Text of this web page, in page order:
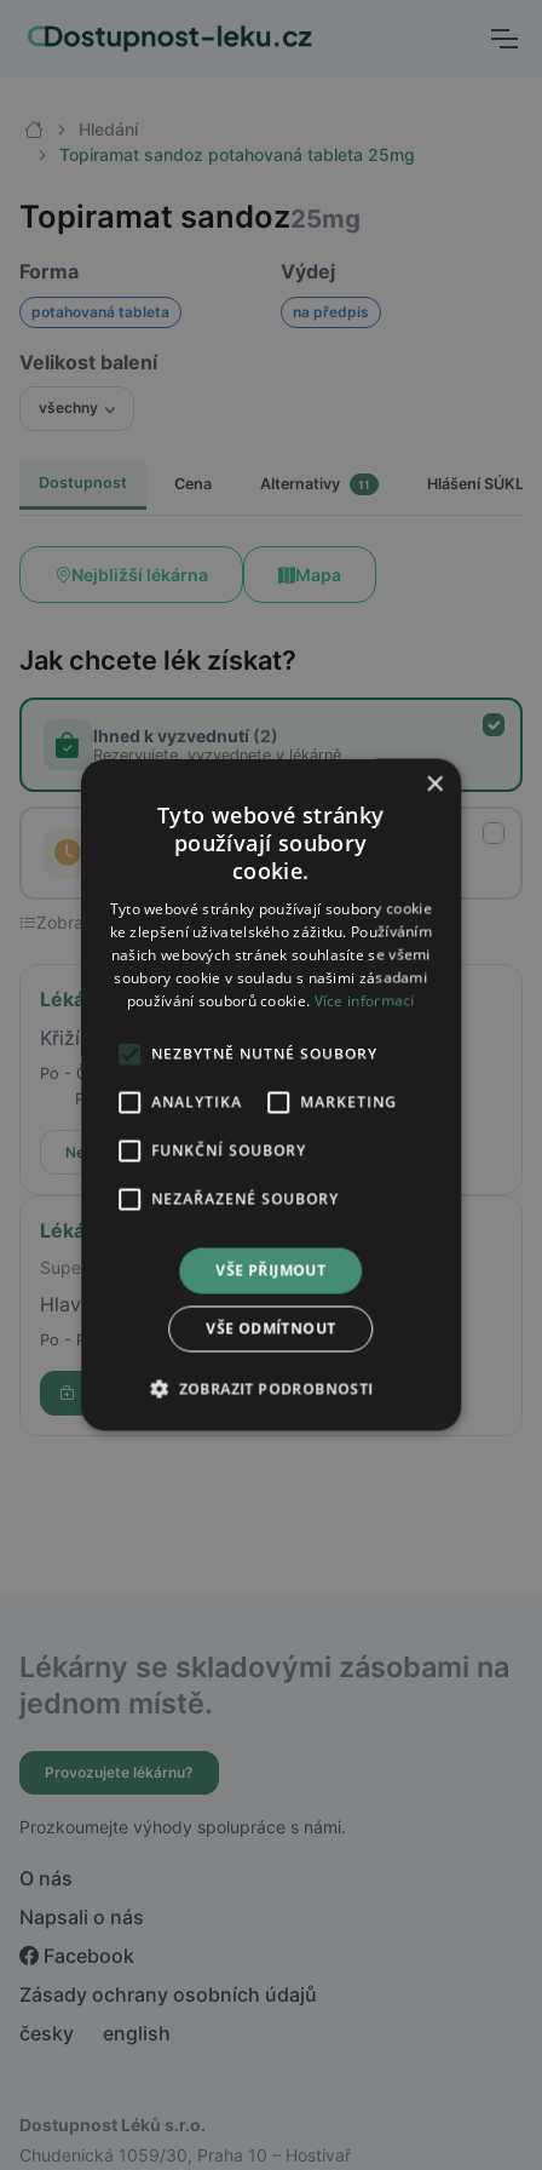
Hledání
Topiramat sandoz potahovaná tableta 25mg
Topiramat sandoz25mg
Forma
potahovaná tableta
Výdej
na předpis
Velikost balení
všechny
Dostupnost Cena Alternativy 11 Hlášení SÚKL
Nejbližší lékárna Mapa
Jak chcete lék získat?
Ihned k vyzvednutí (2)
Rezervujete, vyzvednete v lékárně
Na objednávku(0)
Lékárna lék objedná a připraví
Zobrazeno 2 ze 2 lékáren
Lékárna INEP
Křižíkova 164 Praha
Po - Čt
Pá
08:00 - 16:00
Nepřijímá online rezervace
Lékárna AVE
Supermarket ALBERT
Hlavní 1485, Frýdlant nad Ostravicí, 73911
Po - Pá 08:00 - 18:00
Rezervovat
Lékárny se skladovými zásobami na
jednom místě.
Provozujete lékárnu?
Prozkoumejte výhody spolupráce s námi.
O nás
Napsali o nás
Facebook
Zásady ochrany osobních údajů
česky
english
Dostupnost Léků s.r.o.
Chudenická 1059/30, Praha 10 – Hostivař
×
Tyto webové stránky
používají soubory
cookie.
Tyto webové stránky používají soubory cookie
ke zlepšení uživatelského zážitku. Používáním
našich webových stránek souhlasíte se všemi
soubory cookie v souladu s našimi zásadami
používání souborů cookie. Více informací
NEZBYTNĚ NUTNÉ SOUBORY
ANALYTIKA MARKETING
FUNKČNÍ SOUBORY
NEZAŘAZENÉ SOUBORY
VŠE PŘIJMOUT
VŠE ODMÍTNOUT
ZOBRAZIT PODROBNOSTI